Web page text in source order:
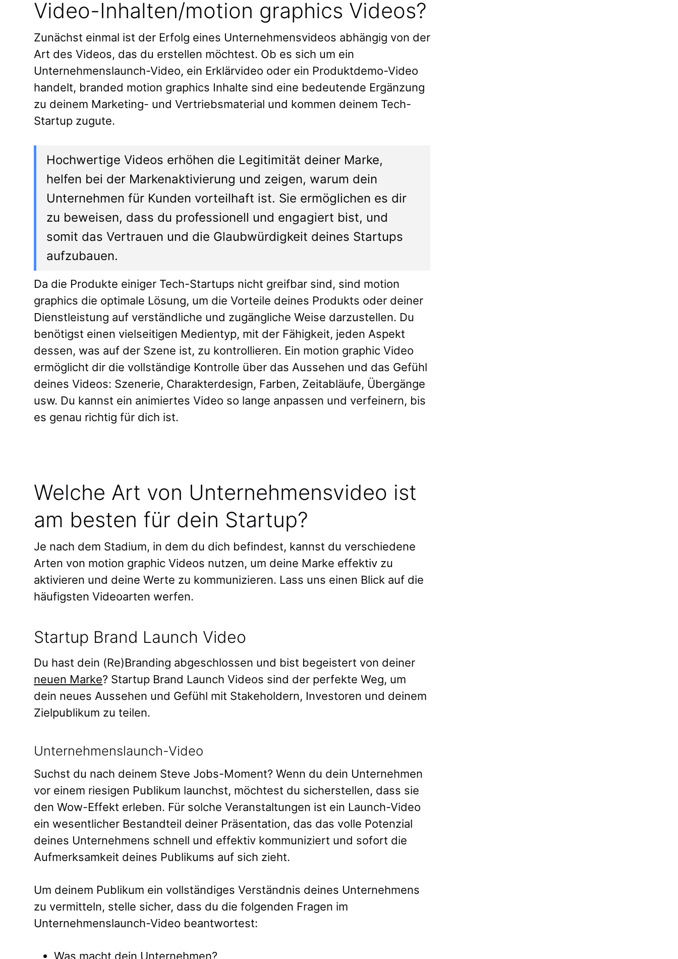
Video-Inhalten/motion graphics Videos?
Zunächst einmal ist der Erfolg eines Unternehmensvideos abhängig von der
Art des Videos, das du erstellen möchtest. Ob es sich um ein
Unternehmenslaunch-Video, ein Erklärvideo oder ein Produktdemo-Video
handelt, branded motion graphics Inhalte sind eine bedeutende Ergänzung
zu deinem Marketing- und Vertriebsmaterial und kommen deinem Tech-
Startup zugute.
Hochwertige Videos erhöhen die Legitimität deiner Marke,
helfen bei der Markenaktivierung und zeigen, warum dein
Unternehmen für Kunden vorteilhaft ist. Sie ermöglichen es dir
zu beweisen, dass du professionell und engagiert bist, und
somit das Vertrauen und die Glaubwürdigkeit deines Startups
aufzubauen.
Da die Produkte einiger Tech-Startups nicht greifbar sind, sind motion
graphics die optimale Lösung, um die Vorteile deines Produkts oder deiner
Dienstleistung auf verständliche und zugängliche Weise darzustellen. Du
benötigst einen vielseitigen Medientyp, mit der Fähigkeit, jeden Aspekt
dessen, was auf der Szene ist, zu kontrollieren. Ein motion graphic Video
ermöglicht dir die vollständige Kontrolle über das Aussehen und das Gefühl
deines Videos: Szenerie, Charakterdesign, Farben, Zeitabläufe, Übergänge
usw. Du kannst ein animiertes Video so lange anpassen und verfeinern, bis
es genau richtig für dich ist.
Welche Art von Unternehmensvideo ist
am besten für dein Startup?
Je nach dem Stadium, in dem du dich befindest, kannst du verschiedene
Arten von motion graphic Videos nutzen, um deine Marke effektiv zu
aktivieren und deine Werte zu kommunizieren. Lass uns einen Blick auf die
häufigsten Videoarten werfen.
Startup Brand Launch Video
Du hast dein (Re)Branding abgeschlossen und bist begeistert von deiner
neuen Marke? Startup Brand Launch Videos sind der perfekte Weg, um
dein neues Aussehen und Gefühl mit Stakeholdern, Investoren und deinem
Zielpublikum zu teilen.
Unternehmenslaunch-Video
Suchst du nach deinem Steve Jobs-Moment? Wenn du dein Unternehmen
vor einem riesigen Publikum launchst, möchtest du sicherstellen, dass sie
den Wow-Effekt erleben. Für solche Veranstaltungen ist ein Launch-Video
ein wesentlicher Bestandteil deiner Präsentation, das das volle Potenzial
deines Unternehmens schnell und effektiv kommuniziert und sofort die
Aufmerksamkeit deines Publikums auf sich zieht.
Um deinem Publikum ein vollständiges Verständnis deines Unternehmens
zu vermitteln, stelle sicher, dass du die folgenden Fragen im
Unternehmenslaunch-Video beantwortest:
Was macht dein Unternehmen?